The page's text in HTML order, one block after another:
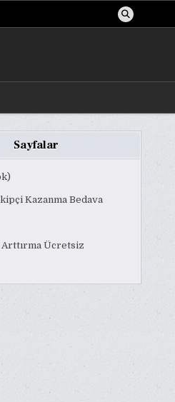
Sayfalar
Kazanma Bedava
Arttırma Ücretsiz